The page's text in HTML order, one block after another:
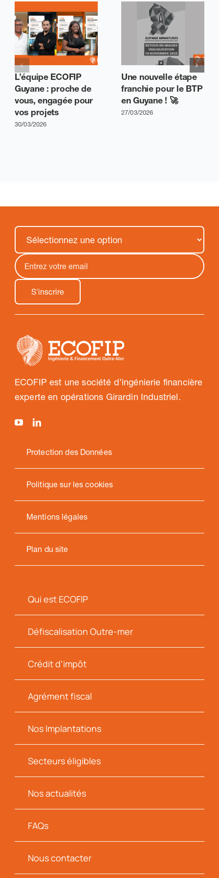
L’équipe ECOFIP
Guyane : proche de
vous, engagée pour
vos projets
30/03/2026
Une nouvelle étape
franchie pour le BTP
en Guyane ! 🚀
27/03/2026
ECOFIP est une société d’ingénierie financière
experte en opérations Girardin Industriel.
Protection des Données
Politique sur les cookies
Mentions légales
Plan du site
Qui est ECOFIP
Défiscalisation Outre-mer
Crédit d’impôt
Agrément fiscal
Nos Implantations
Secteurs éligibles
Nos actualités
FAQs
Nous contacter